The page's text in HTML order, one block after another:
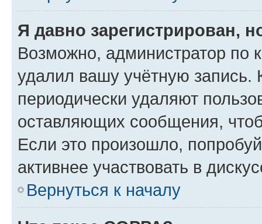
Я давно зарегистрирован,
Возможно, администратор по
удалил вашу учётную запись.
периодически удаляют
оставляющих сообщения,
Если это произошло,
активнее участвовать в
Вернуться к началу